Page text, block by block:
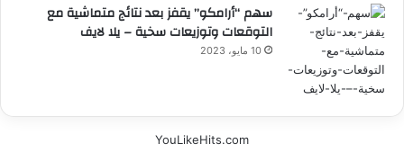
سهم “أرامكو” يقفز بعد نتائج متماشية مع
التوقعات وتوزيعات سخية – يلا لايف
10 مايو، 2023
YouLikeHits.com